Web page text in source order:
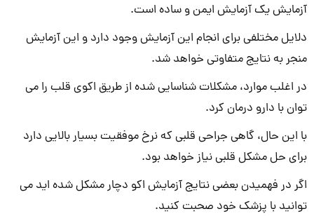
آزمایش یک آزمایش ایمن و ساده است.
دلایل مختلفی برای انجام این آزمایش وجود دارد و این آزمایش
منجر به نتایج متفاوتی خواهد شد.
در اغلب موارد، مشکلات شناسایی شده از طریق اکوی قلب را می
توان با دارو درمان کرد.
با این حال، گاهی جراحی قلبی که نرخ موفقیت بسیار بالایی دارد
برای حل مشکل قلبی نیاز خواهد بود.
اگر در فهمیدن بعضی نتایج آزمایش اکو دچار مشکل شده اید می
توانید با پزشک خود صحبت کنید.